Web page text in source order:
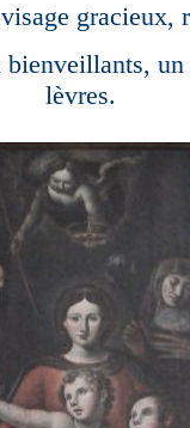
gracieux,
bienveillants,
lèvres.